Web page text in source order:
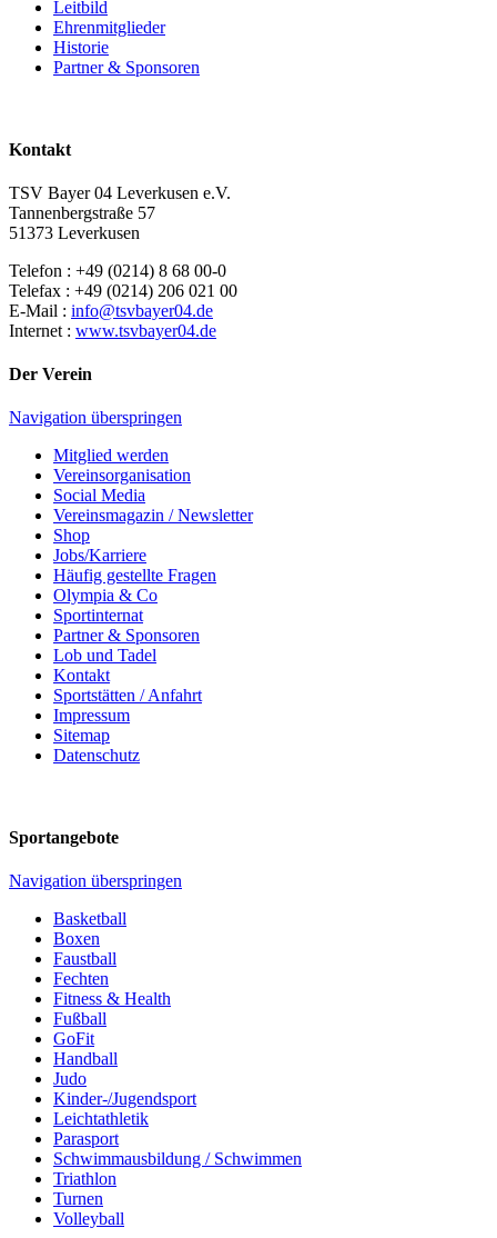
Leitbild
Ehrenmitglieder
Historie
Partner & Sponsoren
Kontakt
TSV Bayer 04 Leverkusen e.V.
Tannenbergstraße 57
51373 Leverkusen
Telefon : +49 (0214) 8 68 00-0
Telefax : +49 (0214) 206 021 00
E-Mail : info@tsvbayer04.de
Internet : www.tsvbayer04.de
Der Verein
Navigation überspringen
Mitglied werden
Vereinsorganisation
Social Media
Vereinsmagazin / Newsletter
Shop
Jobs/Karriere
Häufig gestellte Fragen
Olympia & Co
Sportinternat
Partner & Sponsoren
Lob und Tadel
Kontakt
Sportstätten / Anfahrt
Impressum
Sitemap
Datenschutz
Sportangebote
Navigation überspringen
Basketball
Boxen
Faustball
Fechten
Fitness & Health
Fußball
GoFit
Handball
Judo
Kinder-/Jugendsport
Leichtathletik
Parasport
Schwimmausbildung / Schwimmen
Triathlon
Turnen
Volleyball